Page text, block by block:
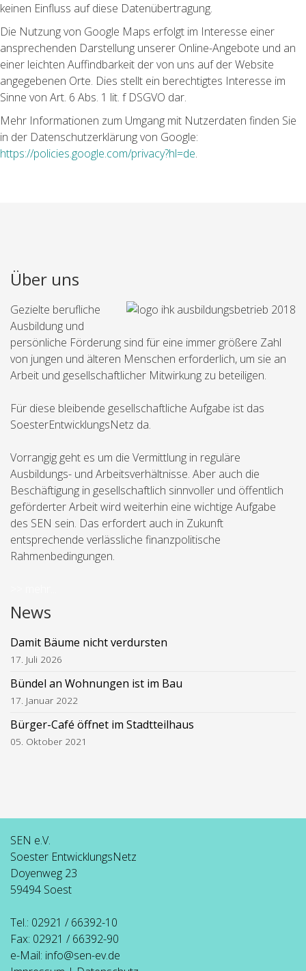
keinen Einfluss auf diese Datenübertragung.
Die Nutzung von Google Maps erfolgt im Interesse einer
ansprechenden Darstellung unserer Online-Angebote und an
einer leichten Auffindbarkeit der von uns auf der Website
angegebenen Orte. Dies stellt ein berechtigtes Interesse im
Sinne von Art. 6 Abs. 1 lit. f DSGVO dar.
Mehr Informationen zum Umgang mit Nutzerdaten finden Sie
in der Datenschutzerklärung von Google:
https://policies.google.com/privacy?hl=de.
Über uns
Gezielte berufliche
Ausbildung und
persönliche Förderung sind für eine immer größere Zahl
von jungen und älteren Menschen erforderlich, um sie an
Arbeit und gesellschaftlicher Mitwirkung zu beteiligen.
Für diese bleibende gesellschaftliche Aufgabe ist das
SoesterEntwicklungsNetz da.
Vorrangig geht es um die Vermittlung in reguläre
Ausbildungs- und Arbeitsverhältnisse. Aber auch die
Beschäftigung in gesellschaftlich sinnvoller und öffentlich
geförderter Arbeit wird weiterhin eine wichtige Aufgabe
des SEN sein. Das erfordert auch in Zukunft
entsprechende verlässliche finanzpolitische
Rahmenbedingungen.
News
Damit Bäume nicht verdursten
17. Juli 2026
Bündel an Wohnungen ist im Bau
17. Januar 2022
Bürger-Café öffnet im Stadtteilhaus
05. Oktober 2021
SEN e.V.
Soester EntwicklungsNetz
Doyenweg 23
59494 Soest
Tel.: 02921 / 66392-10
Fax: 02921 / 66392-90
e-Mail: info@sen-ev.de